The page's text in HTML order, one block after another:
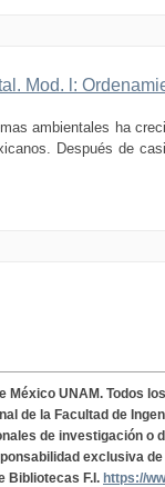
Mod. l:
ambientales ha
Después de
México UNAM. Todos
de la Facultad de
de investigación o
exclusiva
Bibliotecas F.I. https://